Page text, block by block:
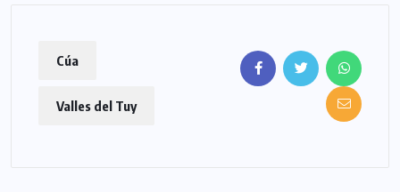
Cúa
Valles del Tuy